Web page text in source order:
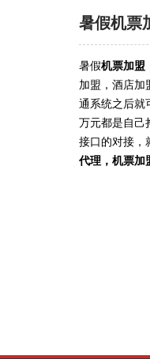
暑假机票
暑假机票加盟
加盟，酒店加
通系统之后就
万元都是自己
接口的对接，
代理，机票加